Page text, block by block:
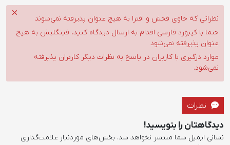
نظراتی که حاوی فحش و افترا به هیچ عنوان پذیرفته نمی‌شوند
حتما با کیبورد فارسی اقدام به ارسال دیدگاه کنید، فینگلیش به هیچ
عنوان پذیرفته نمی‌شود
موارد درگیری با کاربران در پاسخ به نظرات دیگر کاربران پذیرفته
نمی‌شود.
نظرات
دیدگاهتان را بنویسید!
نشانی ایمیل شما منتشر نخواهد شد. بخش‌های موردنیاز علامت‌گذاری